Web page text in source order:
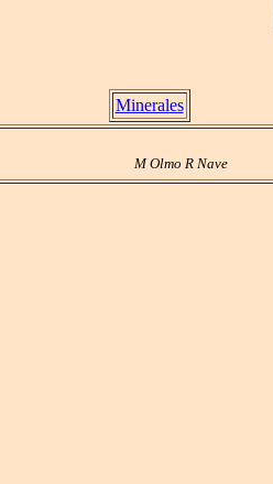
Minerales
M Olmo R Nave